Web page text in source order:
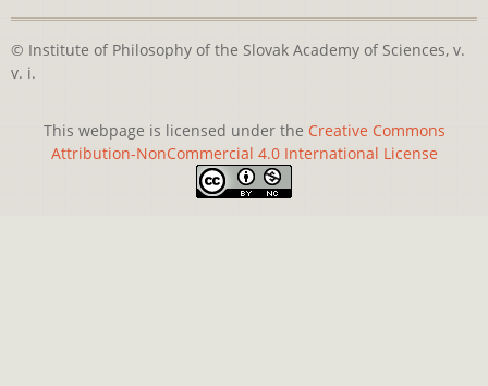
© Institute of Philosophy of the Slovak Academy of Sciences, v.
v. i.
This webpage is licensed under the Creative Commons
Attribution-NonCommercial 4.0 International License